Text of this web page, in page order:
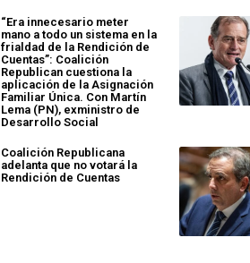
“Era innecesario meter
mano a todo un sistema en la
frialdad de la Rendición de
Cuentas”: Coalición
Republican cuestiona la
aplicación de la Asignación
Familiar Única. Con Martín
Lema (PN), exministro de
Desarrollo Social
Coalición Republicana
adelanta que no votará la
Rendición de Cuentas